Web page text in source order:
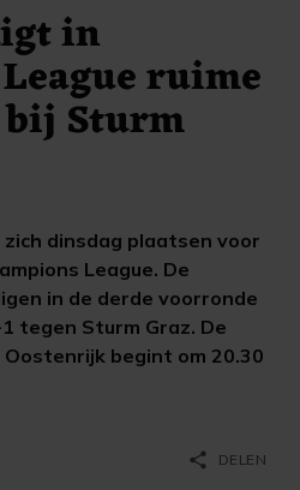
in
ruime
Sturm
zich dinsdag plaatsen voor
League. De
in de derde voorronde
tegen Sturm Graz. De
begint om 20.30
share DELEN